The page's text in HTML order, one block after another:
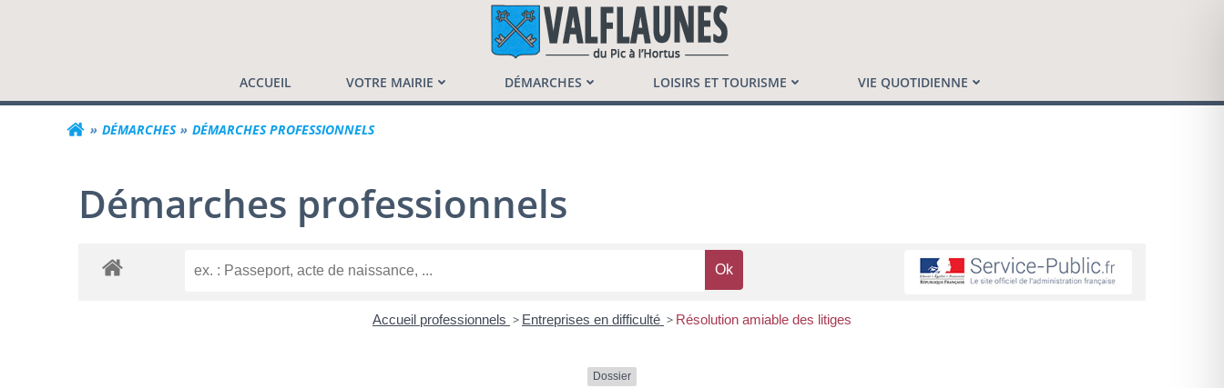
Commune de Valflaunès
ACCUEIL VOTRE MAIRIE DÉMARCHES LOISIRS ET TOURISME VIE QUOTIDIENNE
DÉMARCHES DÉMARCHES PROFESSIONNELS
Démarches professionnels
Accueil professionnels > Entreprises en difficulté > Résolution amiable des litiges
Dossier